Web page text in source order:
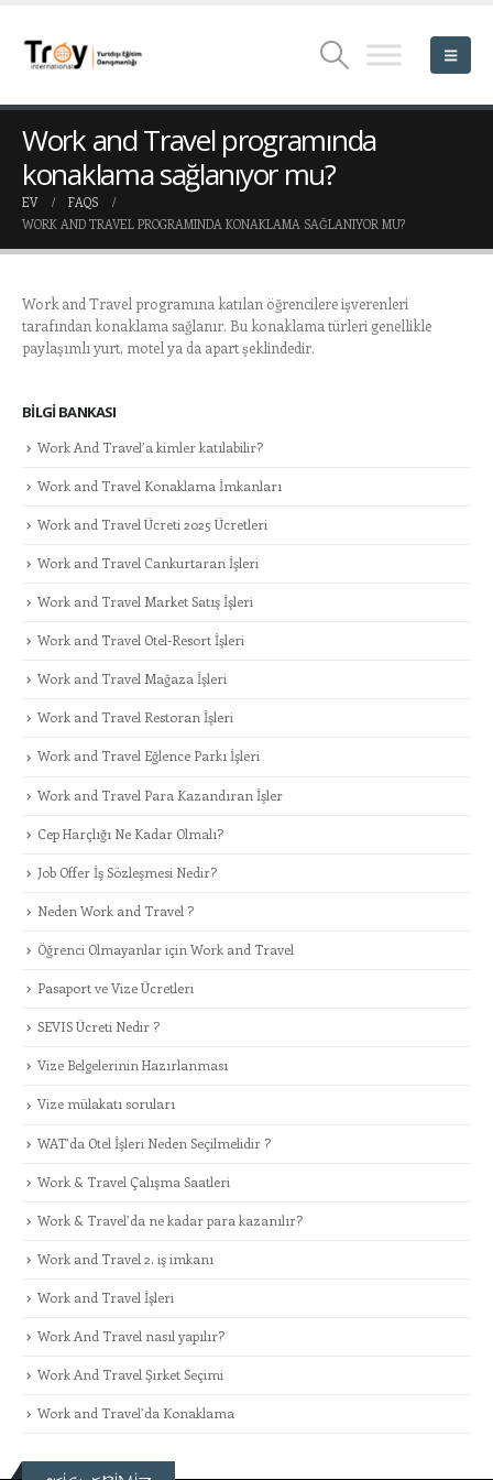
Work and Travel programında
konaklama sağlanıyor mu?
EV
FAQS
WORK AND TRAVEL PROGRAMINDA KONAKLAMA SAĞLANIYOR MU?
Work and Travel programına katılan öğrencilere işverenleri
tarafından konaklama sağlanır. Bu konaklama türleri genellikle
paylaşımlı yurt, motel ya da apart şeklindedir.
BILGI BANKASI
Work And Travel’a kimler katılabilir?
Work and Travel Konaklama İmkanları
Work and Travel Ücreti 2025 Ücretleri
Work and Travel Cankurtaran İşleri
Work and Travel Market Satış İşleri
Work and Travel Otel-Resort İşleri
Work and Travel Mağaza İşleri
Work and Travel Restoran İşleri
Work and Travel Eğlence Parkı İşleri
Work and Travel Para Kazandıran İşler
Cep Harçlığı Ne Kadar Olmalı?
Job Offer İş Sözleşmesi Nedir?
Neden Work and Travel ?
Öğrenci Olmayanlar için Work and Travel
Pasaport ve Vize Ücretleri
SEVIS Ücreti Nedir ?
Vize Belgelerinin Hazırlanması
Vize mülakatı soruları
WAT’da Otel İşleri Neden Seçilmelidir ?
Work & Travel Çalışma Saatleri
Work & Travel’da ne kadar para kazanılır?
Work and Travel 2. iş imkanı
Work and Travel İşleri
Work And Travel nasıl yapılır?
Work And Travel Şirket Seçimi
Work and Travel’da Konaklama